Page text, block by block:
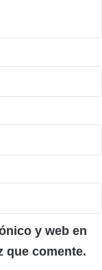
y web en
que comente.